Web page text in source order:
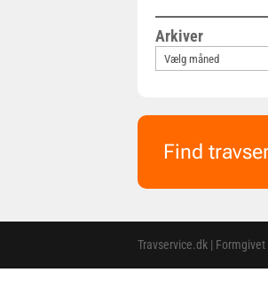
Arkiver
Find
Travservice.dk |